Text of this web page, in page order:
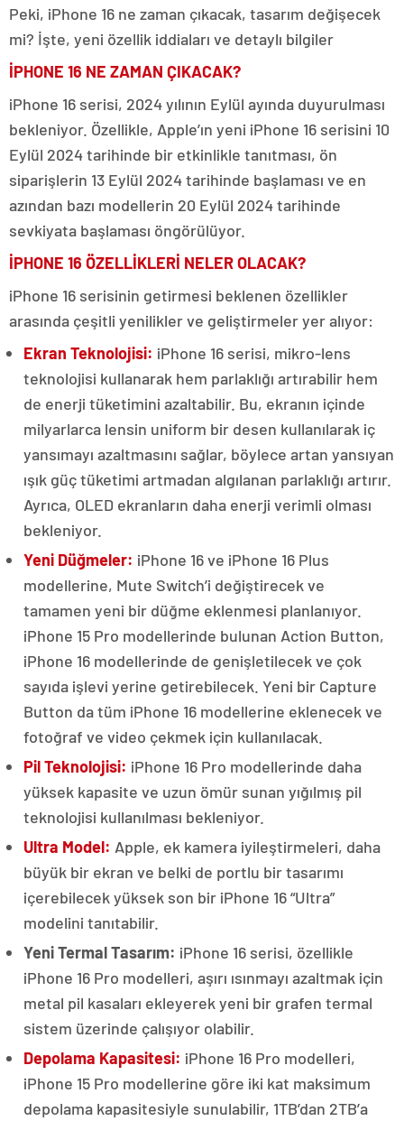
Peki, iPhone 16 ne zaman çıkacak, tasarım değişecek
mi? İşte, yeni özellik iddiaları ve detaylı bilgiler
İPHONE 16 NE ZAMAN ÇIKACAK?
iPhone 16 serisi, 2024 yılının Eylül ayında duyurulması
bekleniyor. Özellikle, Apple’ın yeni iPhone 16 serisini 10
Eylül 2024 tarihinde bir etkinlikle tanıtması, ön
siparişlerin 13 Eylül 2024 tarihinde başlaması ve en
azından bazı modellerin 20 Eylül 2024 tarihinde
sevkiyata başlaması öngörülüyor​​.
İPHONE 16 ÖZELLİKLERİ NELER OLACAK?
iPhone 16 serisinin getirmesi beklenen özellikler
arasında çeşitli yenilikler ve geliştirmeler yer alıyor:
Ekran Teknolojisi: iPhone 16 serisi, mikro-lens
teknolojisi kullanarak hem parlaklığı artırabilir hem
de enerji tüketimini azaltabilir. Bu, ekranın içinde
milyarlarca lensin uniform bir desen kullanılarak iç
yansımayı azaltmasını sağlar, böylece artan yansıyan
ışık güç tüketimi artmadan algılanan parlaklığı artırır.
Ayrıca, OLED ekranların daha enerji verimli olması
bekleniyor​​.
Yeni Düğmeler: iPhone 16 ve iPhone 16 Plus
modellerine, Mute Switch’i değiştirecek ve
tamamen yeni bir düğme eklenmesi planlanıyor.
iPhone 15 Pro modellerinde bulunan Action Button,
iPhone 16 modellerinde de genişletilecek ve çok
sayıda işlevi yerine getirebilecek. Yeni bir Capture
Button da tüm iPhone 16 modellerine eklenecek ve
fotoğraf ve video çekmek için kullanılacak​​.
Pil Teknolojisi: iPhone 16 Pro modellerinde daha
yüksek kapasite ve uzun ömür sunan yığılmış pil
teknolojisi kullanılması bekleniyor​​.
Ultra Model: Apple, ek kamera iyileştirmeleri, daha
büyük bir ekran ve belki de portlu bir tasarımı
içerebilecek yüksek son bir iPhone 16 “Ultra”
modelini tanıtabilir​​.
Yeni Termal Tasarım: iPhone 16 serisi, özellikle
iPhone 16 Pro modelleri, aşırı ısınmayı azaltmak için
metal pil kasaları ekleyerek yeni bir grafen termal
sistem üzerinde çalışıyor olabilir​​.
Depolama Kapasitesi: iPhone 16 Pro modelleri,
iPhone 15 Pro modellerine göre iki kat maksimum
depolama kapasitesiyle sunulabilir, 1TB’dan 2TB’a